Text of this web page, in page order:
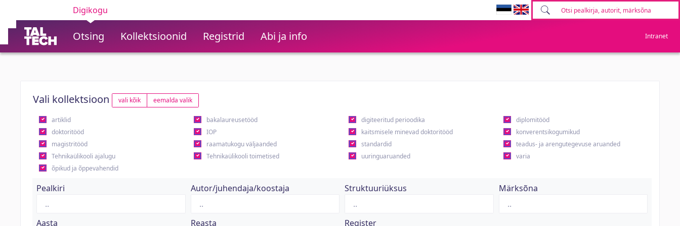
Digikogu
Otsing Kollektsioonid Registrid Abi ja info Intranet
Vali kollektsioon vali kõik eemalda valik
artiklid bakalaureusetööd digiteeritud perioodika
diplomitööd
doktoritööd
IOP kaitsmisele minevad doktoritööd
konverentsikogumikud
magistritööd
raamatukogu väljaanded standardid
teadus- ja arengutegevuse aruanded
Tehnikaülikooli ajalugu
Tehnikaülikooli toimetised uuringuaruanded
varia
õpikud ja õppevahendid
Pealkiri Autor/juhendaja/koostaja Struktuuriüksus Märksõna
Aasta Reasta Register